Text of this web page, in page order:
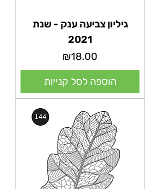
גיליון צביעה ענק - שנת
2021
מחיר
₪18.00
הוספה לסל קנייות